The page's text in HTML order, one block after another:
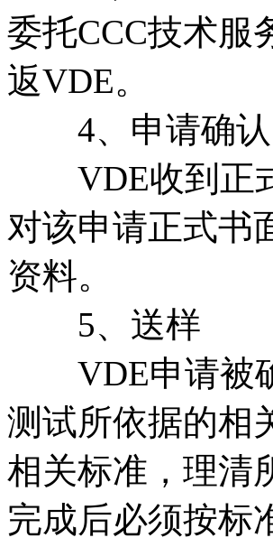
委托CCC技术服
返VDE。
4、申请确认
VDE收到正式
对该申请正式书
资料。
5、送样
VDE申请被确
测试所依据的相
相关标准，理清
完成后必须按标